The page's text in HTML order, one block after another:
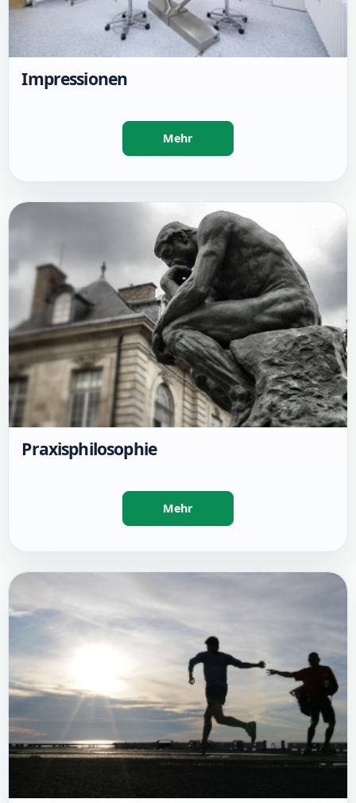
Impressionen
Praxisphilosophie